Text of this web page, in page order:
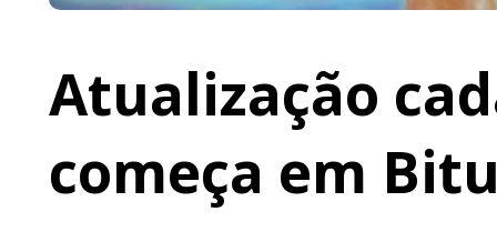
Atualização
começa em